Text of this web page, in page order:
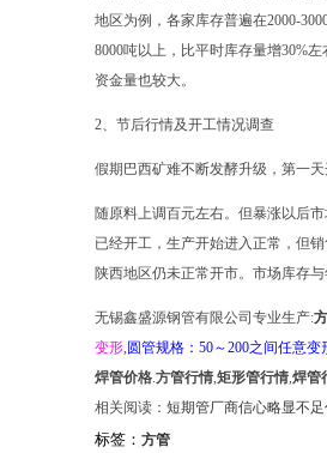
地区为例，各家库存普遍在2000-
8000吨以上，比平时库存量增30%
资金量也较大。
2、节后行情及开工情况调查
假期巴西矿难不断发酵升级，第一
随原料上调百元左右。但暴涨以后
已经开工，生产开始进入正常，但
陕西地区仍未正常开市。市场库存
无锡鑫盛源钢管有限公司专业生产:
变形, 圆管规格：50～200之间任意变
焊管价格.方管行情,矩形管行情,焊管
相关阅读： 短期管厂商信心略显不
标签： 方管